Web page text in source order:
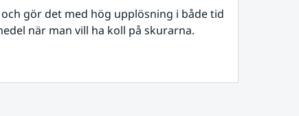
gör det med hög upplösning i både tid
när man vill ha koll på skurarna.